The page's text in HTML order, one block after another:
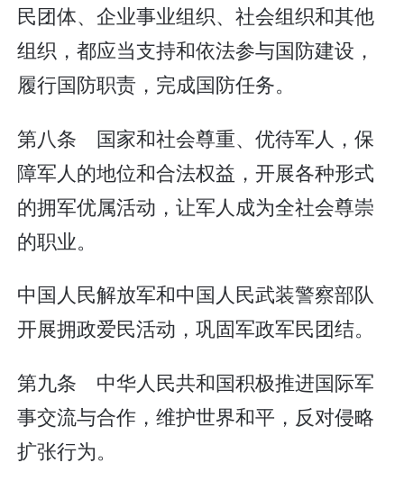
民团体、企业事业组织、社会组织和其他
组织，都应当支持和依法参与国防建设，
履行国防职责，完成国防任务。
第八条 国家和社会尊重、优待军人，保
障军人的地位和合法权益，开展各种形式
的拥军优属活动，让军人成为全社会尊崇
的职业。
中国人民解放军和中国人民武装警察部队
开展拥政爱民活动，巩固军政军民团结。
第九条 中华人民共和国积极推进国际军
事交流与合作，维护世界和平，反对侵略
扩张行为。